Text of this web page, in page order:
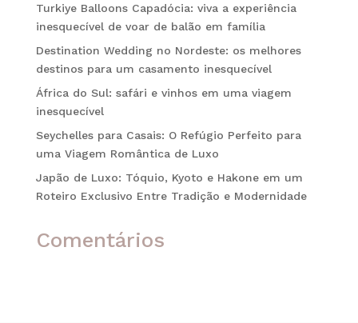
Turkiye Balloons Capadócia: viva a experiência
inesquecível de voar de balão em família
Destination Wedding no Nordeste: os melhores
destinos para um casamento inesquecível
África do Sul: safári e vinhos em uma viagem
inesquecível
Seychelles para Casais: O Refúgio Perfeito para
uma Viagem Romântica de Luxo
Japão de Luxo: Tóquio, Kyoto e Hakone em um
Roteiro Exclusivo Entre Tradição e Modernidade
Comentários